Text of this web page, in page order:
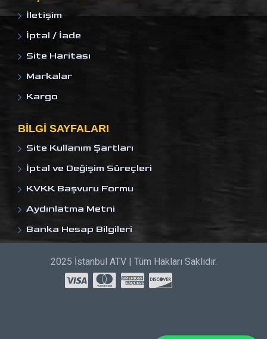
İletişim
İptal / İade
Site Haritası
Markalar
Kargo
BILGI SAYFALARI
Site Kullanım Şartları
İptal ve Değişim Süreçleri
KVKK Başvuru Formu
Aydınlatma Metni
Banka Hesap Bilgileri
2025 İstanbul ATV | Tüm Hakları Saklıdır.